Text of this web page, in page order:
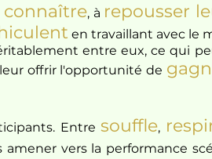
connaître, à repousser
en travaillant avec le
entre eux, ce qui
offrir l'opportunité de
Entresouffle,
vers la performance